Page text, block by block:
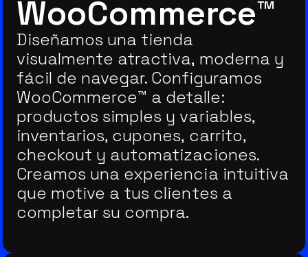
WooCommerce™
Diseñamos una tienda
visualmente atractiva, moderna y
fácil de navegar. Configuramos
WooCommerce™ a detalle:
productos simples y variables,
inventarios, cupones, carrito,
checkout y automatizaciones.
Creamos una experiencia intuitiva
que motive a tus clientes a
completar su compra.